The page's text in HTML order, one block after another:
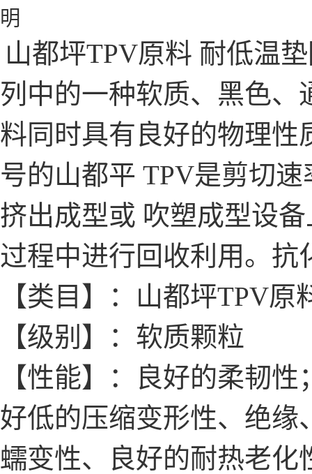
山都坪TPV原料 耐低温
列中的一种软质、黑色、
料同时具有良好的物理性
号的山都平 TPV是剪切
挤出成型或 吹塑成型设
过程中进行回收利用。抗
【类目】：山都坪TPV原
【级别】：软质颗粒
【性能】：良好的柔韧
好低的压缩变形性、绝缘
蠕变性、良好的耐热老化